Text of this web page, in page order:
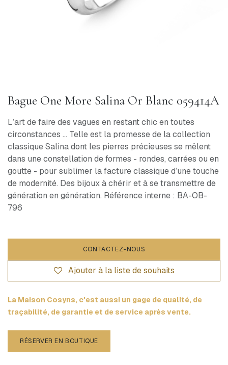
Bague One More Salina Or Blanc 059414A
L’art de faire des vagues en restant chic en toutes
circonstances ... Telle est la promesse de la collection
classique Salina dont les pierres précieuses se mêlent
dans une constellation de formes - rondes, carrées ou en
goutte - pour sublimer la facture classique d’une touche
de modernité. Des bijoux à chérir et à se transmettre de
génération en génération. Référence interne : BA-OB-
796
CONTACTEZ-NOUS
Ajouter à la liste de souhaits
La Maison Cosyns, c'est aussi un gage de qualité, de
traçabilité, de garantie et de service après vente.
RÉSERVER EN BOUTIQUE